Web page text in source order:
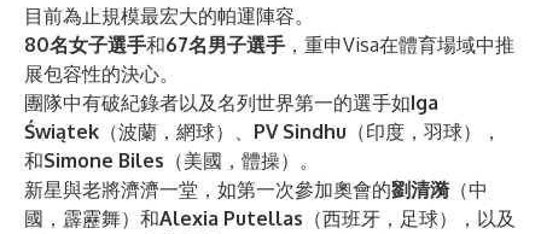
目前為止規模最宏大的帕運陣容。
80名女子選手和67名男子選手 ，重申Visa在體育場域中推
展包容性的決心。
團隊中有破紀錄者以及名列世界第一的選手如Iga
Świątek （波蘭，網球）、 PV Sindhu （印度，羽球），
和Simone Biles （美國，體操）。
新星與老將濟濟一堂，如第一次參加奧會的劉清漪 （中
國，霹靂舞）和Alexia Putellas （西班牙，足球），以及